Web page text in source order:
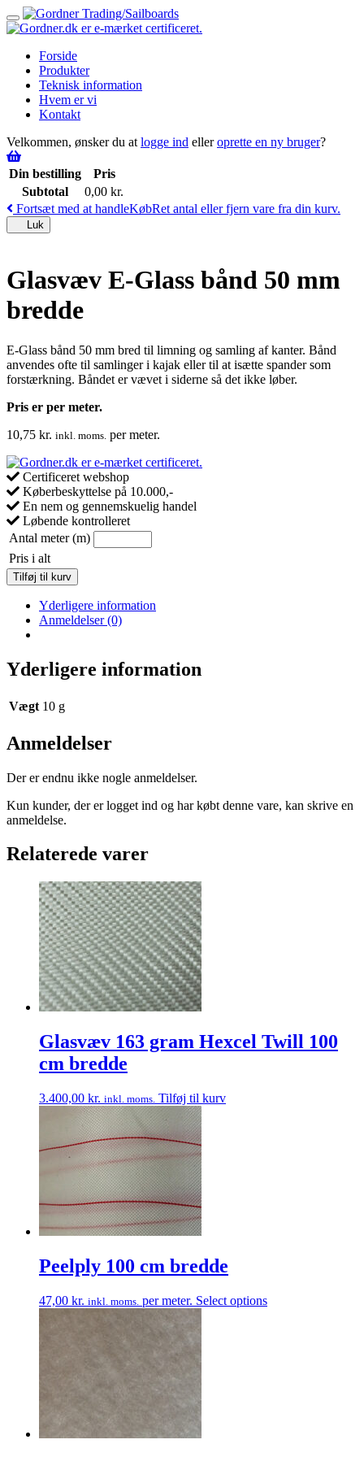
Toggle
navigation
Forside
Produkter
Teknisk information
Hvem er vi
Kontakt
Velkommen, ønsker du at logge ind elleroprette en ny bruger?
Din bestilling
Pris
Subtotal
0,00 kr.
Fortsæt med at handleKøbRet antal eller fjern vare fra din kurv.
Luk
Glasvæv E-Glass bånd 50 mm
bredde
E-Glass bånd 50 mm bred til limning og samling af kanter. Bånd
anvendes ofte til samlinger i kajak eller til at isætte spander som
forstærkning. Båndet er vævet i siderne så det ikke løber.
Pris er per meter.
10,75 kr. inkl. moms. per meter.
Certificeret webshop
Køberbeskyttelse på 10.000,-
En nem og gennemskuelig handel
Løbende kontrolleret
Antal meter (m)
Pris i alt
Glasvæv
E-
Glass
bånd
bredde
antal
Tilføj til kurv
Yderligere information
Anmeldelser (0)
Yderligere information
Vægt 10 g
Anmeldelser
Der er endnu ikke nogle anmeldelser.
Kun kunder, der er logget ind og har købt denne vare, kan skrive en
anmeldelse.
Relaterede varer
Glasvæv 163 gram Hexcel Twill 100
cm bredde
3.400,00 kr. inkl. moms. Tilføj til kurv
Peelply 100 cm bredde
47,00 kr. inkl. moms. per meter. Select options